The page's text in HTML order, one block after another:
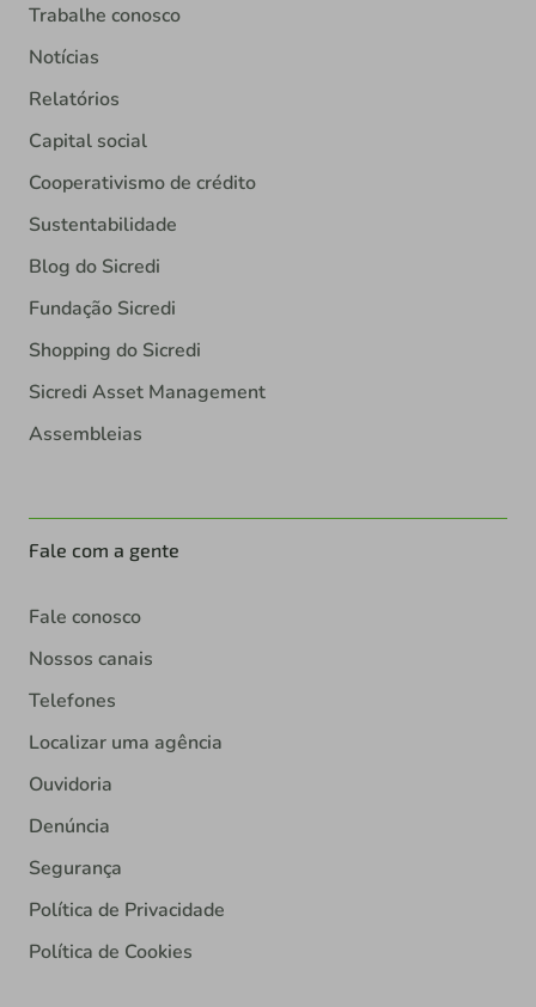
Trabalhe conosco
Notícias
Relatórios
Capital social
Cooperativismo de crédito
Sustentabilidade
Blog do Sicredi
Fundação Sicredi
Shopping do Sicredi
Sicredi Asset Management
Assembleias
Fale com a gente
Fale conosco
Nossos canais
Telefones
Localizar uma agência
Ouvidoria
Denúncia
Segurança
Política de Privacidade
Política de Cookies